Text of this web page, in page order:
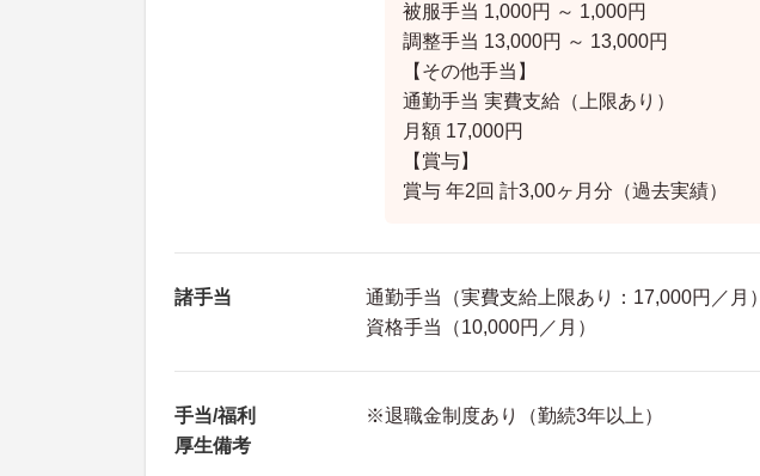
被服手当 1,000円 ～ 1,000円
調整手当 13,000円 ～ 13,000円
【その他手当】
通勤手当 実費支給（上限あり）
月額 17,000円
【賞与】
賞与 年2回 計3,00ヶ月分（過去実績）
諸手当
通勤手当（実費支給上限あり：17,000円／月）
資格手当（10,000円／月）
手当/福利
厚生備考
※退職金制度あり（勤続3年以上）